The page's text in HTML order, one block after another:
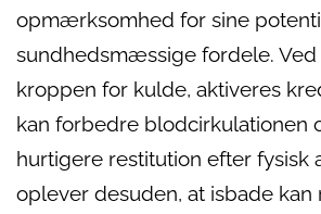
opmærksomhed for sine
sundhedsmæssige fordele.
kroppen for kulde, aktiveres
kan forbedre blodcirkulationen
hurtigere restitution efter fysisk
oplever desuden, at isbade kan